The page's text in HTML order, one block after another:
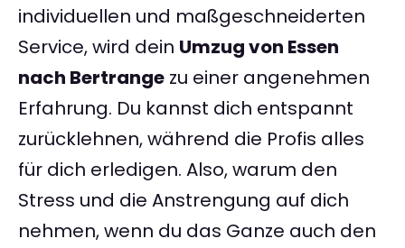
individuellen und maßgeschneiderten
Service, wird dein Umzug von Essen
nach Bertrange zu einer angenehmen
Erfahrung. Du kannst dich entspannt
zurücklehnen, während die Profis alles
für dich erledigen. Also, warum den
Stress und die Anstrengung auf dich
nehmen, wenn du das Ganze auch den